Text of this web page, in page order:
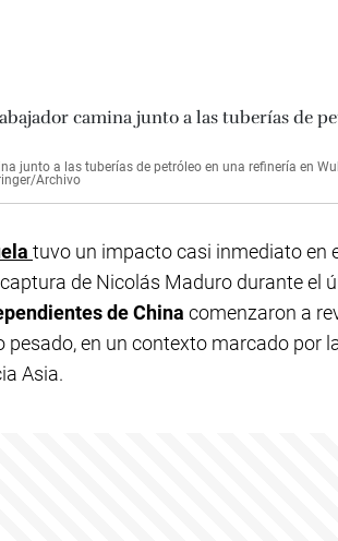
junto a las tuberías de petróleo en una refinería en
Archivo
tuvo un impacto casi inmediato en
de Nicolás Maduro durante el
de China comenzaron a
pesado, en un contexto marcado por
Asia.